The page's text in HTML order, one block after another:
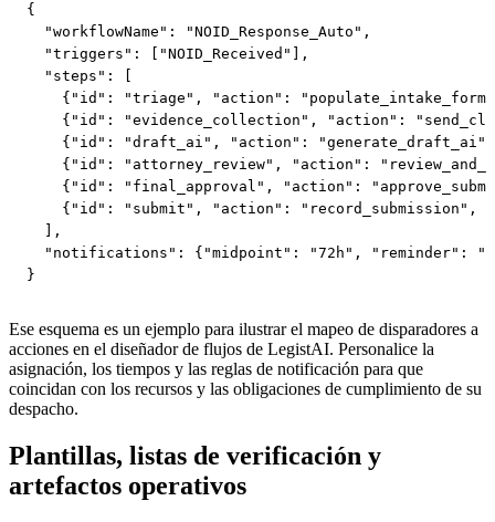
{
  "workflowName": "NOID_Response_Auto",
  "triggers": ["NOID_Received"],
  "steps": [
{"id": "triage", "action":
{"id": "evidence_collection", "action":
{"id": "draft_ai", "action":
{"id": "attorney_review", "action":
{"id": "final_approval", "action":
{"id": "submit", "action": "record_submission",
  ],
"notifications": {"midpoint": "72h", "reminder":
}
Ese esquema es un ejemplo para ilustrar el mapeo de disparadores a
acciones en el diseñador de flujos de LegistAI. Personalice la
asignación, los tiempos y las reglas de notificación para que
coincidan con los recursos y las obligaciones de cumplimiento de su
despacho.
Plantillas, listas de verificación y
artefactos operativos